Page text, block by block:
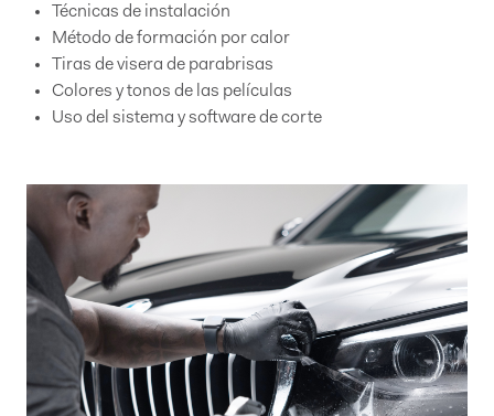
Técnicas de instalación
Método de formación por calor
Tiras de visera de parabrisas
Colores y tonos de las películas
Uso del sistema y software de corte